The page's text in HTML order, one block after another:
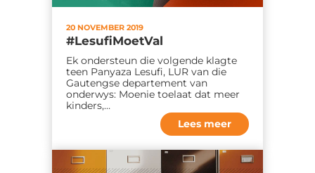
20 NOVEMBER 2019
#LesufiMoetVal
Ek ondersteun die volgende klagte
teen Panyaza Lesufi, LUR van die
Gautengse departement van
onderwys: Moenie toelaat dat meer
kinders,…
Lees meer